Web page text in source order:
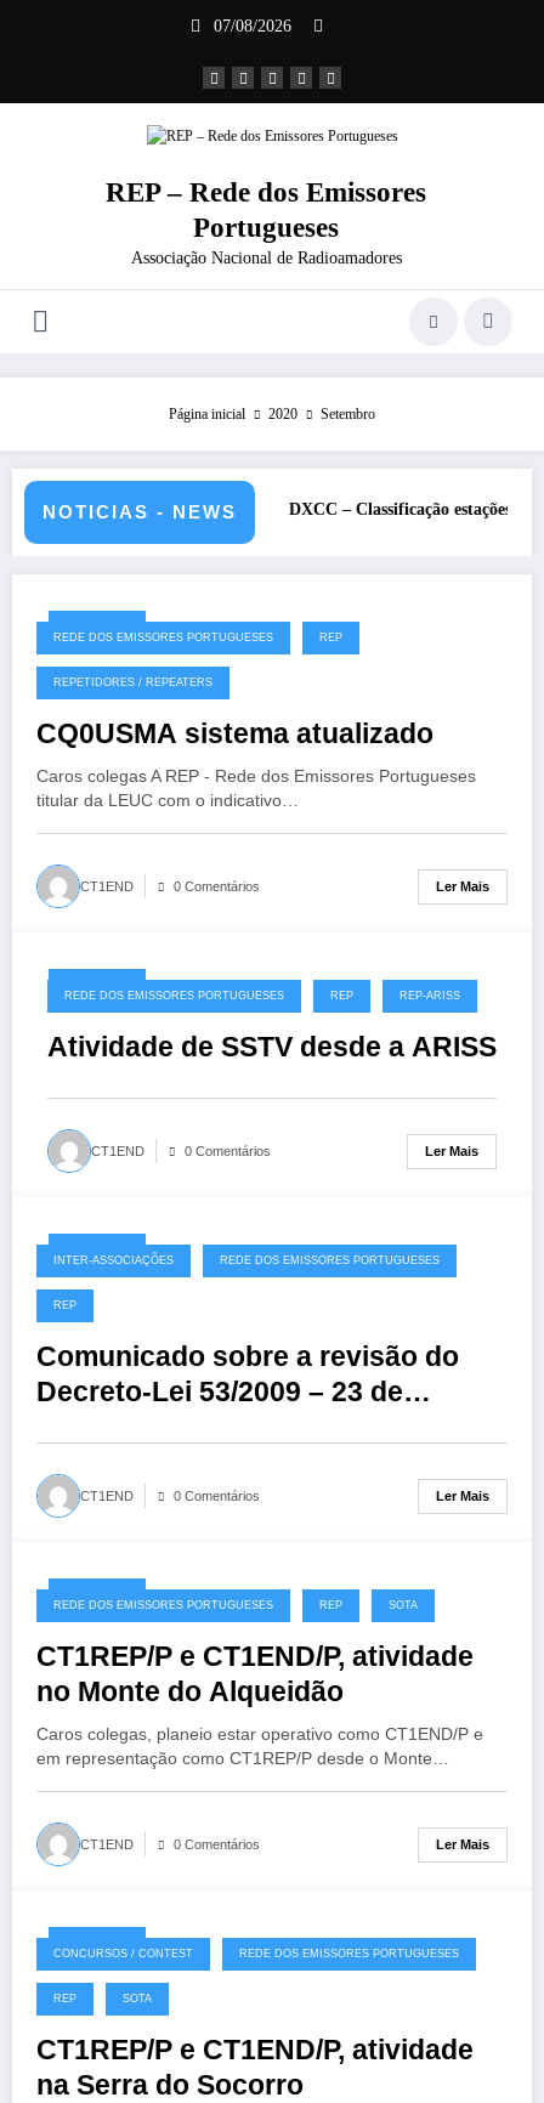
07/08/2026
REP – Rede dos Emissores
Portugueses
Associação Nacional de Radioamadores
Página inicial 2020 Setembro
NOTICIAS - NEWS
2026 – CS5HQ DXCC – Classificação estações Portuguesas-2026
29/09/2020
REDE DOS EMISSORES PORTUGUESES REP
REPETIDORES / REPEATERS
CQ0USMA sistema atualizado
Caros colegas A REP - Rede dos Emissores Portugueses
titular da LEUC com o indicativo…
CT1END 0 Comentários Ler Mais
29/09/2020
REDE DOS EMISSORES PORTUGUESES REP REP-ARISS
Atividade de SSTV desde a ARISS
CT1END 0 Comentários Ler Mais
23/09/2020
INTER-ASSOCIAÇÕES REDE DOS EMISSORES PORTUGUESES
REP
Comunicado sobre a revisão do
Decreto-Lei 53/2009 – 23 de
CT1END 0 Comentários Ler Mais
14/09/2020
REDE DOS EMISSORES PORTUGUESES REP SOTA
CT1REP/P e CT1END/P, atividade
no Monte do Alqueidão
Caros colegas, planeio estar operativo como CT1END/P e
em representação como CT1REP/P desde o Monte…
CT1END 0 Comentários Ler Mais
04/09/2020
CONCURSOS / CONTEST REDE DOS EMISSORES PORTUGUESES
REP SOTA
CT1REP/P e CT1END/P, atividade
na Serra do Socorro